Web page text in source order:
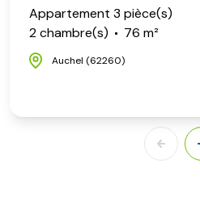
Appartement 3 pièce(s)
2 chambre(s)
76 m²
Auchel (62260)